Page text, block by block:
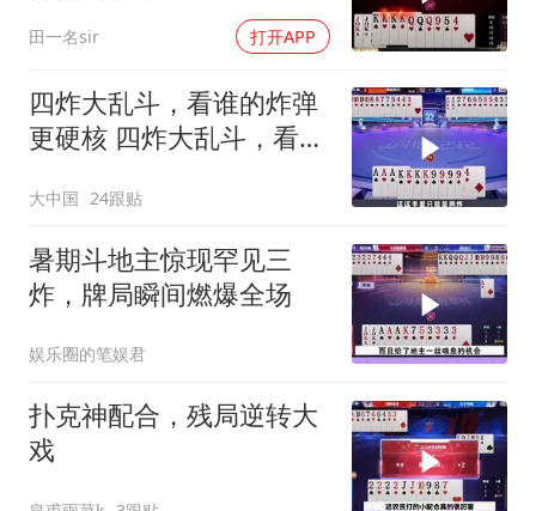
田一名sir 打开APP
四炸大乱斗，看谁的炸弹
更硬核 四炸大乱斗，看谁
大中国 24跟贴
暑期斗地主惊现罕见三
炸，牌局瞬间燃爆全场
娱乐圈的笔娱君
扑克神配合，残局逆转大
戏️️